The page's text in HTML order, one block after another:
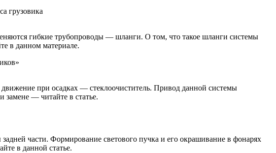
грузовика
гибкие трубопроводы — шланги. О том, что такое шланги системы
в данном материале.
при осадках — стеклоочиститель. Привод данной системы
замене — читайте в статье.
части. Формирование светового пучка и его окрашивание в фонарях
в данной статье.